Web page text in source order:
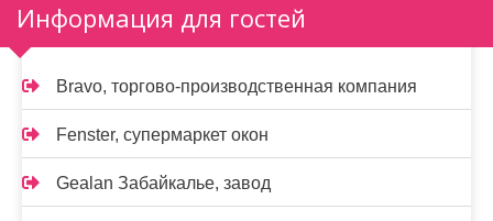
Информация для гостей
Bravo, торгово-производственная компания
Fenster, супермаркет окон
Gealan Забайкалье, завод